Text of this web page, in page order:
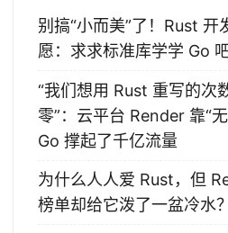
别搞“小而美”了！Rust 开
愿：求求标准库学学 Go
“我们想用 Rust 重写的次
零”：云平台 Render 靠“
Go 撑起了千亿流量
为什么人人爱 Rust，但
榜单却给它泼了一盆冷水？